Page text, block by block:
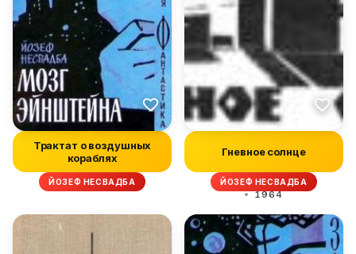
Трактат о воздушных
кораблях
ЙОЗЕФ НЕСВАДБА
Гневное солнце
ЙОЗЕФ НЕСВАДБА
1964